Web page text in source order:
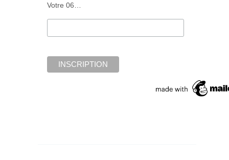
Votre 06…